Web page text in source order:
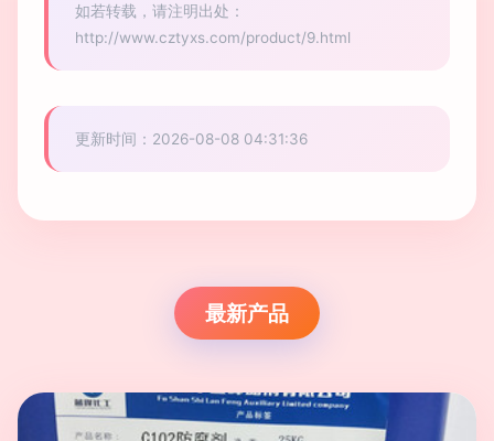
如若转载，请注明出处：
http://www.cztyxs.com/product/9.html
更新时间：2026-08-08 04:31:36
最新产品